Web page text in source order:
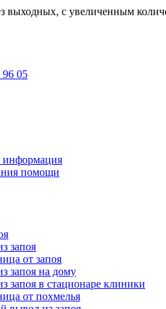
выходных, с увеличенным
96 05
помощи
запоя
от запоя
запоя на дому
запоя в стационаре клиники
от похмелья